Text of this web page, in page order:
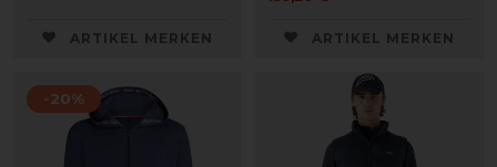
ARTIKEL MERKEN ARTIKEL MERKEN
-20%